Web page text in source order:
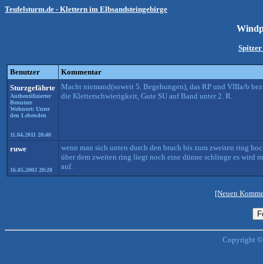
Teufelsturm.de - Klettern im Elbsandsteingebirge
Benutzer
Kommentar
Sturzgefährte
Authentifizierter
Benutzer
Wohnort: Unter
den Lebenden
11.04.2011 20:40
Macht niemand(soweit 5. Begehungen), das RP und VIIIa/b
die Kletterschwierigkeit, Gute SU auf Band unter 2. R.
ruwe
16.05.2003 20:28
wenn man sich unten durch den bruch bis zum zweiten ring
über dem zweiten ring liegt noch eine dünne schlinge es wird
auf.
[Neuen
Copyright ©